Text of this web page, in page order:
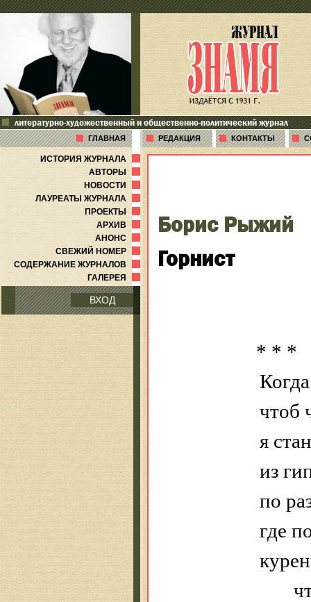
литературно-художественный и общественно-политический журнал
ГЛАВНАЯ РЕДАКЦИЯ КОНТАКТЫ
ИСТОРИЯ ЖУРНАЛА
АВТОРЫ
НОВОСТИ
ЛАУРЕАТЫ ЖУРНАЛА
ПРОЕКТЫ
АРХИВ
АНОНС
СВЕЖИЙ НОМЕР
СОДЕРЖАНИЕ ЖУРНАЛОВ
ГАЛЕРЕЯ
ВХОД
Борис Рыжий
Горнист
* * *
чтоб
я
из
по
где